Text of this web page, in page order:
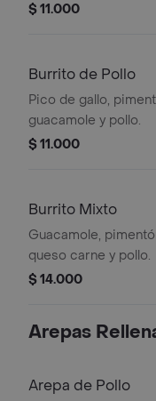
$ 11.000
Burrito de Pollo
Pico de gallo,
guacamole y pollo.
$ 11.000
Burrito Mixto
Guacamole,
queso carne y pollo.
$ 14.000
Arepas
Arepa de Pollo